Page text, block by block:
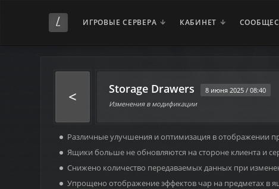
ИГРОВЫЕ СЕРВЕРА КАБИНЕТ
< Storage Drawers
8 июня 2025 / 08:40
Изменения в модификации
Различные улучшения и оптимизация в отображении
Ящики больше не обновляются на стороне клиента и
Снижено количество передаваемых данных при
Упрощено отображение эффектов чар на предметах в